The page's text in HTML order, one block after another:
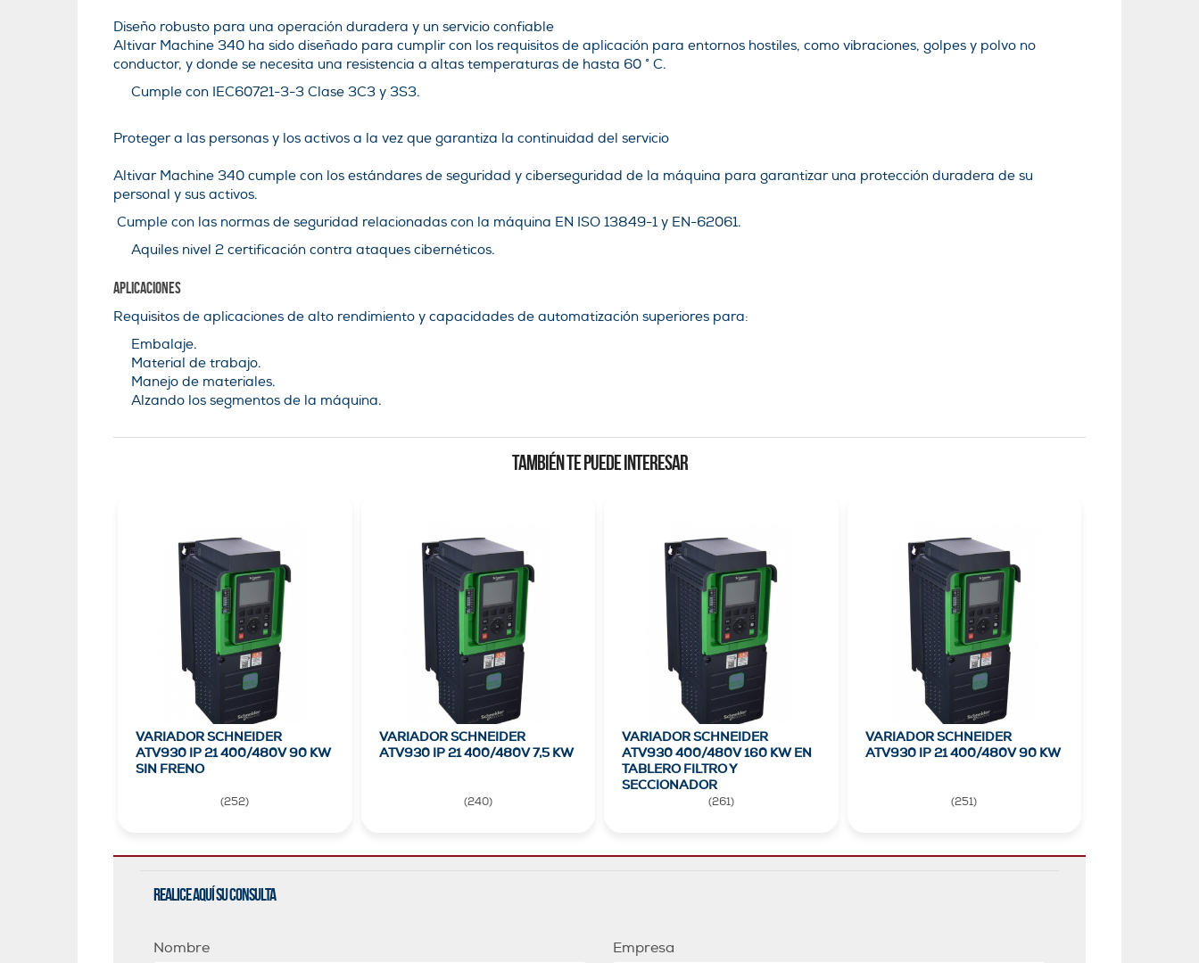
Diseño robusto para una operación duradera y un servicio confiable
Altivar Machine 340 ha sido diseñado para cumplir con los requisitos de aplicación para entornos hostiles, como vibraciones, golpes y polvo no
conductor, y donde se necesita una resistencia a altas temperaturas de hasta 60 ° C.
Cumple con IEC60721-3-3 Clase 3C3 y 3S3.
Proteger a las personas y los activos a la vez que garantiza la continuidad del servicio
Altivar Machine 340 cumple con los estándares de seguridad y ciberseguridad de la máquina para garantizar una protección duradera de su
personal y sus activos.
Cumple con las normas de seguridad relacionadas con la máquina EN ISO 13849-1 y EN-62061.
Aquiles nivel 2 certificación contra ataques cibernéticos.
Aplicaciones
Requisitos de aplicaciones de alto rendimiento y capacidades de automatización superiores para:
Embalaje.
Material de trabajo.
Manejo de materiales.
Alzando los segmentos de la máquina.
TAMBIÉN TE PUEDE INTERESAR
VARIADOR SCHNEIDER
ATV930 IP 21 400/480V 90 KW
SIN FRENO
(252)
VARIADOR SCHNEIDER
ATV930 IP 21 400/480V 7,5 KW
(240)
VARIADOR SCHNEIDER
ATV930 400/480V 160 KW EN
TABLERO FILTRO Y
SECCIONADOR
(261)
VARIADOR SCHNEIDER
ATV930 IP 21 400/480V 90 KW
(251)
Realice aquí su consulta
Nombre Empresa